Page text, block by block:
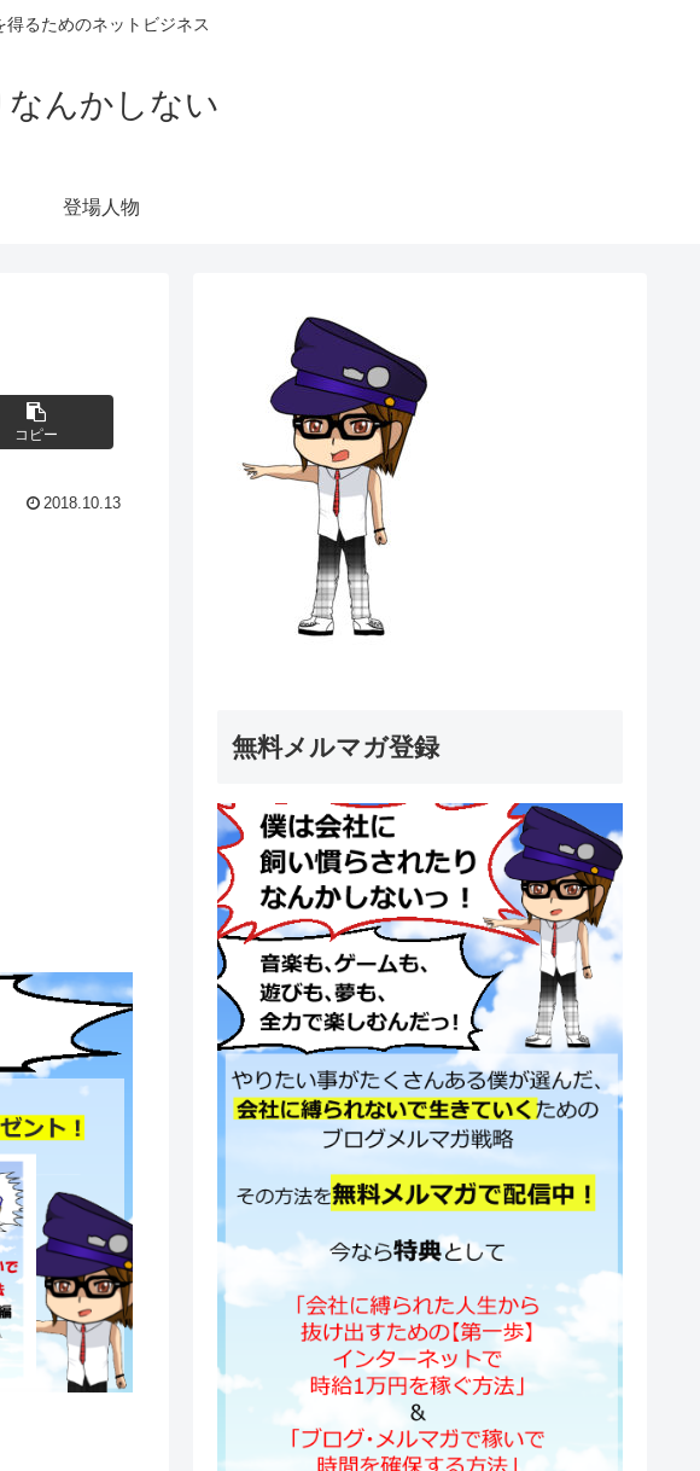
るためのネットビジネス
んかしない
登場人物
コピー
2018.10.13
無料メルマガ登録